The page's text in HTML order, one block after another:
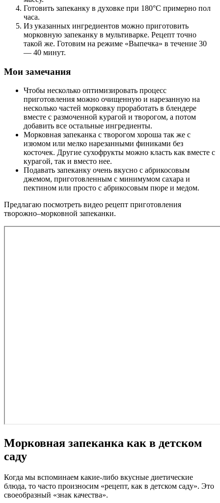
Готовить запеканку в духовке при 180°С примерно пол
часа.
Из указанных ингредиентов можно приготовить
морковную запеканку в мультиварке. Рецепт точно
такой же. Готовим на режиме «Выпечка» в течение 30
— 40 минут.
Мои замечания
Чтобы несколько оптимизировать процесс
приготовления можно очищенную и нарезанную на
несколько частей морковку проработать в блендере
вместе с размоченной курагой и творогом, а потом
добавить все остальные ингредиенты.
Морковная запеканка с творогом хороша так же с
изюмом или мелко нарезанными финиками без
косточек. Другие сухофрукты можно класть как вместе с
курагой, так и вместо нее.
Подавать запеканку очень вкусно с абрикосовым
джемом, приготовленным с минимумом сахара и
пектином или просто с абрикосовым пюре и медом.
Предлагаю посмотреть видео рецепт приготовления
творожно–морковной запеканки.
Морковная запеканка как в детском
саду
Когда мы вспоминаем какие-либо вкусные диетические
блюда, то часто произносим «рецепт, как в детском саду». Это
своеобразный «знак качества».